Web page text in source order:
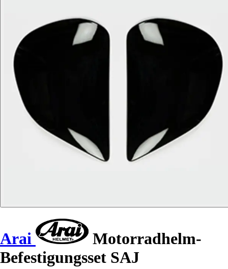
Arai
Motorradhelm-
Befestigungsset SAJ